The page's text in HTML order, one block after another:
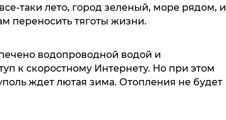
таки лето, город зеленый, море рядом, и
переносить тяготы жизни.
водопроводной водой и
к скоростному Интернету. Но при этом
ждет лютая зима. Отопления не будет